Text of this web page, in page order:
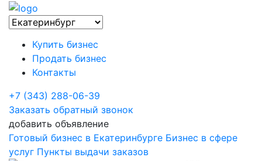
Купить бизнес
Продать бизнес
Контакты
+7 (343) 288-06-39
Заказать обратный звонок
добавить объявление
Готовый бизнес в Екатеринбурге Бизнес в сфере
услуг Пункты выдачи заказов